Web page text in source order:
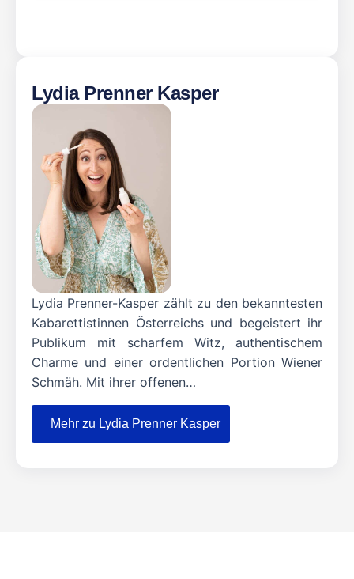
Lydia Prenner Kasper
Lydia Prenner-Kasper zählt zu den bekanntesten
Kabarettistinnen Österreichs und begeistert ihr
Publikum mit scharfem Witz, authentischem
Charme und einer ordentlichen Portion Wiener
Schmäh. Mit ihrer offenen…
Mehr zu Lydia Prenner Kasper